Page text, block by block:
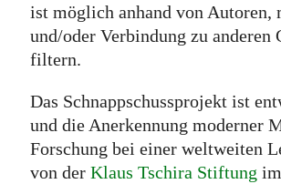
ist möglich anhand von Autoren,
und/oder Verbindung zu anderen
filtern.
Das Schnappschussprojekt ist
und die Anerkennung moderner
Forschung bei einer weltweiten
von der Klaus Tschira Stiftung